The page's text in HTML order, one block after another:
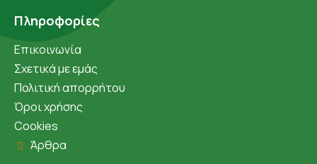
Πληροφορίες
Επικοινωνία
Σχετικά με εμάς
Πολιτική απορρήτου
Όροι χρήσης
Cookies
Άρθρα